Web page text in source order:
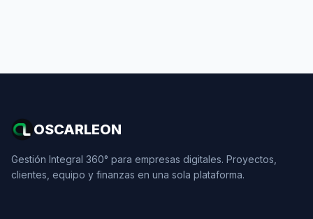
OSCARLEON
Gestión Integral 360° para empresas digitales. Proyectos,
clientes, equipo y finanzas en una sola plataforma.